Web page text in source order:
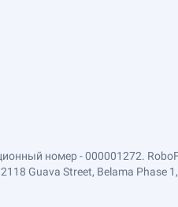
номер - 000001272.
Guava Street, Belama Phase 1,